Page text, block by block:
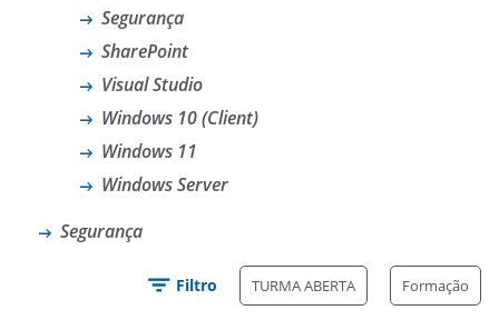
Segurança
SharePoint
Visual Studio
Windows 10 (Client)
Windows 11
Windows Server
Segurança
Filtro TURMA ABERTA Formação